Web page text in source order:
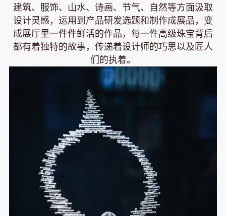
建筑、服饰、山水、诗画、节气、自然等方面汲取
设计灵感，运用到产品研发选题和制作成展品，变
成展厅里一件件鲜活的作品，每一件高级珠宝背后
都有着独特的故事，传递着设计师的巧思以及匠人
们的执着。